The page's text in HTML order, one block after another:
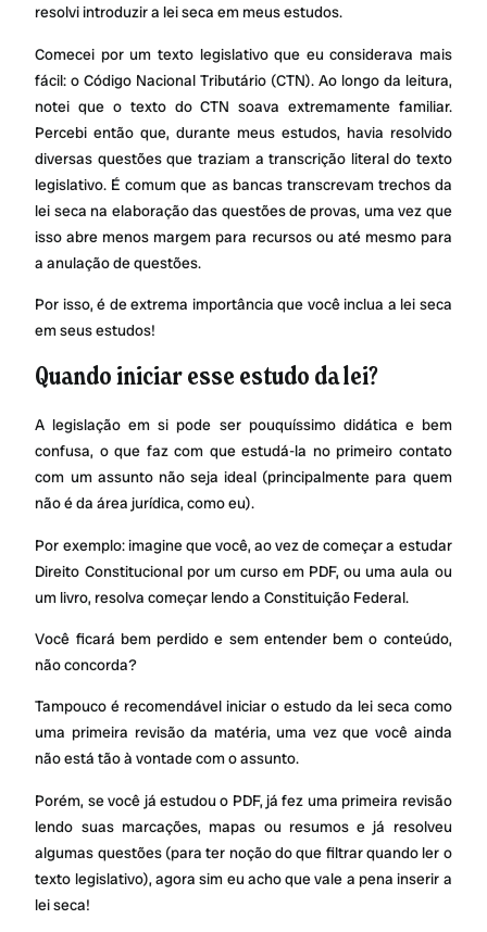
resolvi introduzir a lei seca em meus estudos.
Comecei por um texto legislativo que eu considerava mais
fácil: o Código Nacional Tributário (CTN). Ao longo da leitura,
notei que o texto do CTN soava extremamente familiar.
Percebi então que, durante meus estudos, havia resolvido
diversas questões que traziam a transcrição literal do texto
legislativo. É comum que as bancas transcrevam trechos da
lei seca na elaboração das questões de provas, uma vez que
isso abre menos margem para recursos ou até mesmo para
a anulação de questões.
Por isso, é de extrema importância que você inclua a lei seca
em seus estudos!
Quando iniciar esse estudo da lei?
A legislação em si pode ser pouquíssimo didática e bem
confusa, o que faz com que estudá-la no primeiro contato
com um assunto não seja ideal (principalmente para quem
não é da área jurídica, como eu).
Por exemplo: imagine que você, ao vez de começar a estudar
Direito Constitucional por um curso em PDF, ou uma aula ou
um livro, resolva começar lendo a Constituição Federal.
Você ficará bem perdido e sem entender bem o conteúdo,
não concorda?
Tampouco é recomendável iniciar o estudo da lei seca como
uma primeira revisão da matéria, uma vez que você ainda
não está tão à vontade com o assunto.
Porém, se você já estudou o PDF, já fez uma primeira revisão
lendo suas marcações, mapas ou resumos e já resolveu
algumas questões (para ter noção do que filtrar quando ler o
texto legislativo), agora sim eu acho que vale a pena inserir a
lei seca!